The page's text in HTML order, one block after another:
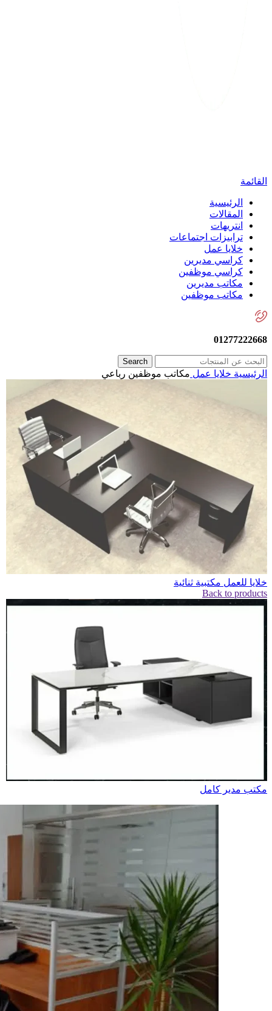
القائمة
الرئيسية
المقالات
انتريهات
ترابيزات اجتماعات
خلايا عمل
كراسي مديرين
كراسي موظفين
مكاتب مديرين
مكاتب موظفين
01277222668
Search
الرئيسية خلايا عمل مكاتب موظفين رباعي
خلايا للعمل مكتبية ثنائية
Back to products
مكتب مدير كامل